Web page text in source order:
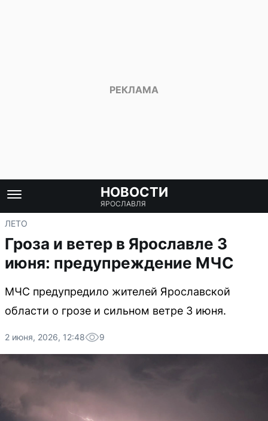
НОВОСТИ
ЯРОСЛАВЛЯ
ЛЕТО
Гроза и ветер в Ярославле 3
июня: предупреждение МЧС
МЧС предупредило жителей Ярославской
области о грозе и сильном ветре 3 июня.
2 июня, 2026, 12:48 9